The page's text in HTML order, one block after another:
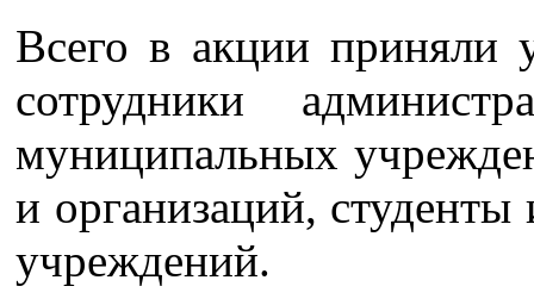
Всего в акции приняли
сотрудники
муниципальных
и организаций,
учреждений.